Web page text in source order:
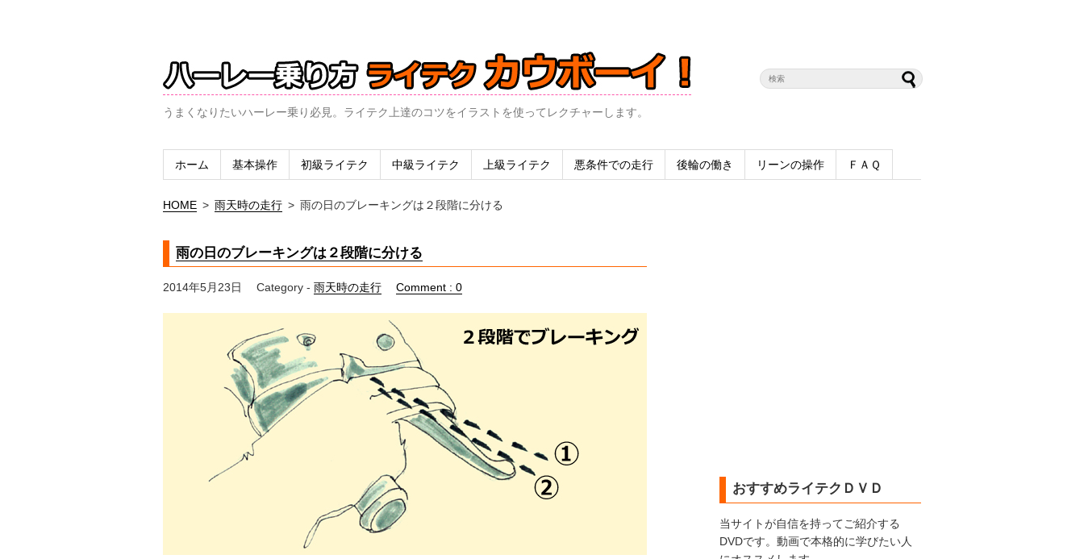
うまくなりたいハーレー乗り必見。ライテク上達のコツをイラストを使ってレクチャーします。
ホーム 基本操作 初級ライテク 中級ライテク 上級ライテク 悪条件での走行 後輪の働き リーンの操作 ＦＡＱ
HOME > 雨天時の走行 > 雨の日のブレーキングは２段階に分ける
雨の日のブレーキングは２段階に分ける
2014年5月23日 Category - 雨天時の走行 Comment : 0
おすすめライテクＤＶＤ
当サイトが自信を持ってご紹介する
DVDです。動画で本格的に学びたい人